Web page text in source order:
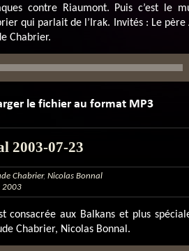
contre Riaumont. Puis c’est le
qui parlait de l’Irak. Invités : Le
Chabrier.
2003-07-23
Chabrier, Nicolas Bonnal
2003
consacrée aux Balkans et plus
Chabrier, Nicolas Bonnal.